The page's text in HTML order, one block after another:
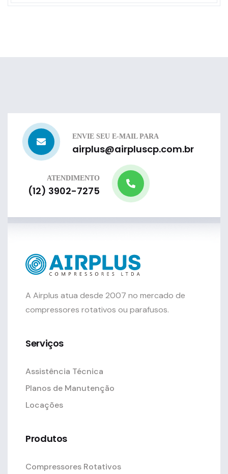
ENVIE SEU E-MAIL PARA
airplus@airpluscp.com.br
ATENDIMENTO
(12) 3902-7275
A Airplus atua desde 2007 no mercado de
compressores rotativos ou parafusos.
Serviços
Assistência Técnica
Planos de Manutenção
Locações
Produtos
Compressores Rotativos